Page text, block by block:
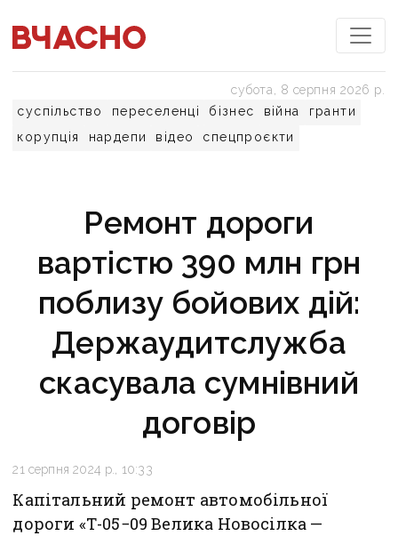
суспільство переселенці бізнес війна
гранти
корупція
нардепи відео спецпроєкти
субота, 8 серпня 2026 р.
Ремонт дороги
вартістю 390 млн грн
поблизу бойових дій:
Держаудитслужба
скасувала сумнівний
договір
21 серпня 2024 р., 10:33
Капітальний ремонт автомобільної
дороги «Т-05−09 Велика Новосілка —